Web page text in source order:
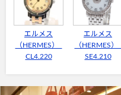
エルメス
（HERMES）
CL4.220
エルメス
（HERMES）
SE4.210